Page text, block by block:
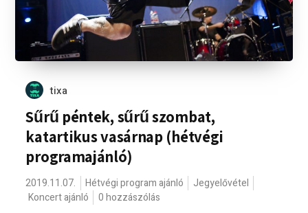
tixa
Sűrű péntek, sűrű szombat,
katartikus vasárnap (hétvégi
programajánló)
2019.11.07. Hétvégi program ajánló
Jegyelővétel
Koncert ajánló
0 hozzászólás